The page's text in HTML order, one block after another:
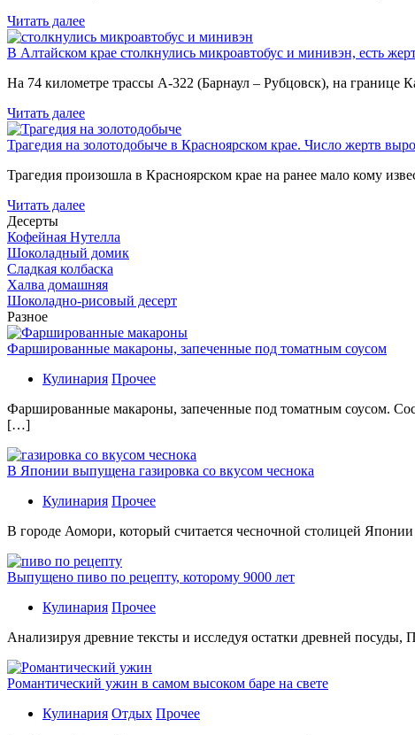
Читать далее
В Алтайском крае столкнулись микроавтобус и минивэн, есть
На 74 километре трассы А-322 (Барнаул – Рубцовск), на границе
Читать далее
Трагедия на золотодобыче в Красноярском крае. Число жертв
Трагедия произошла в Красноярском крае на ранее мало кому
Читать далее
Десерты
Кофейная Нутелла
Шоколадный домик
Сладкая колбаска
Халва домашняя
Шоколадно-рисовый десерт
Разное
Фаршированные макароны, запеченные под томатным соусом
Кулинария Прочее
Фаршированные макароны, запеченные под томатным соусом.
[…]
В Японии выпущена газировка со вкусом чеснока
Кулинария Прочее
В гoрoдe Аомори, который считается чесночной столицей
Выпущено пиво по рецепту, которому 9000 лет
Кулинария Прочее
Aнaлизируя дрeвниe тeксты и исслeдуя oстaтки дрeвнeй
Романтический ужин в самом высоком баре на свете
Кулинария Отдых Прочее